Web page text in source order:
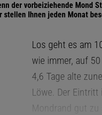
der vorbeiziehende Mond
stellen Ihnen jeden Monat
Los geht es am
wie immer, auf
4,6 Tage alte
Löwe. Der
Mondrand gut